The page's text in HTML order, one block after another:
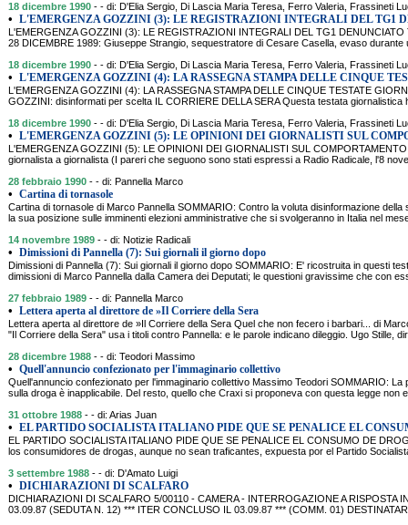
18 dicembre 1990 - - di: D'Elia Sergio, Di Lascia Maria Teresa, Ferro Valeria, Frassineti
• L'EMERGENZA GOZZINI (3): LE REGISTRAZIONI INTEGRALI DEL TG1
L'EMERGENZA GOZZINI (3): LE REGISTRAZIONI INTEGRALI DEL TG1
28 DICEMBRE 1989: Giuseppe Strangio, sequestratore di Cesare Casella, evaso durante
18 dicembre 1990 - - di: D'Elia Sergio, Di Lascia Maria Teresa, Ferro Valeria, Frassineti
• L'EMERGENZA GOZZINI (4): LA RASSEGNA STAMPA DELLE CINQUE
L'EMERGENZA GOZZINI (4): LA RASSEGNA STAMPA DELLE CINQUE TESTATE
GOZZINI: disinformati per scelta IL CORRIERE DELLA SERA Questa testata
18 dicembre 1990 - - di: D'Elia Sergio, Di Lascia Maria Teresa, Ferro Valeria, Frassineti
• L'EMERGENZA GOZZINI (5): LE OPINIONI DEI GIORNALISTI SUL
L'EMERGENZA GOZZINI (5): LE OPINIONI DEI GIORNALISTI SUL
giornalista a giornalista (I pareri che seguono sono stati espressi a Radio Radicale, l'8
28 febbraio 1990 - - di: Pannella Marco
• Cartina di tornasole
Cartina di tornasole di Marco Pannella SOMMARIO: Contro la voluta disinformazione
la sua posizione sulle imminenti elezioni amministrative che si svolgeranno in Italia nel
14 novembre 1989 - - di: Notizie Radicali
• Dimissioni di Pannella (7): Sui giornali il giorno dopo
Dimissioni di Pannella (7): Sui giornali il giorno dopo SOMMARIO: E' ricostruita in questi
dimissioni di Marco Pannella dalla Camera dei Deputati; le questioni gravissime che con
27 febbraio 1989 - - di: Pannella Marco
• Lettera aperta al direttore de »Il Corriere della Sera
Lettera aperta al direttore de »Il Corriere della Sera Quel che non fecero i barbari... di
"Il Corriere della Sera" usa i titoli contro Pannella: e le parole indicano dileggio. Ugo Stille,
28 dicembre 1988 - - di: Teodori Massimo
• Quell'annuncio confezionato per l'immaginario collettivo
Quell'annuncio confezionato per l'immaginario collettivo Massimo Teodori SOMMARIO: La
sulla droga è inapplicabile. Del resto, quello che Craxi si proponeva con questa legge non
31 ottobre 1988 - - di: Arias Juan
• EL PARTIDO SOCIALISTA ITALIANO PIDE QUE SE PENALICE EL
EL PARTIDO SOCIALISTA ITALIANO PIDE QUE SE PENALICE EL CONSUMO DE
los consumidores de drogas, aunque no sean traficantes, expuesta por el Partido
3 settembre 1988 - - di: D'Amato Luigi
• DICHIARAZIONI DI SCALFARO
DICHIARAZIONI DI SCALFARO 5/00110 - CAMERA - INTERROGAZIONE A RISPOSTA
03.09.87 (SEDUTA N. 12) *** ITER CONCLUSO IL 03.09.87 *** (COMM. 01)